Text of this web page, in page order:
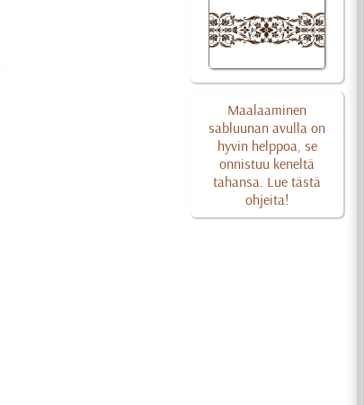
Maalaaminen
sabluunan avulla on
hyvin helppoa, se
onnistuu keneltä
tahansa. Lue tästä
ohjeita!